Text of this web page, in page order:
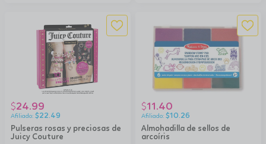
Pulseras rosas y preciosas de
Juicy Couture
$24.99
$22.49
Almohadilla de sellos de
arcoíris
$11.40
$10.26